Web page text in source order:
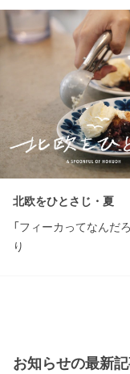
北欧をひとさじ・夏
「フィーカってなんだ
り
お知らせの最新